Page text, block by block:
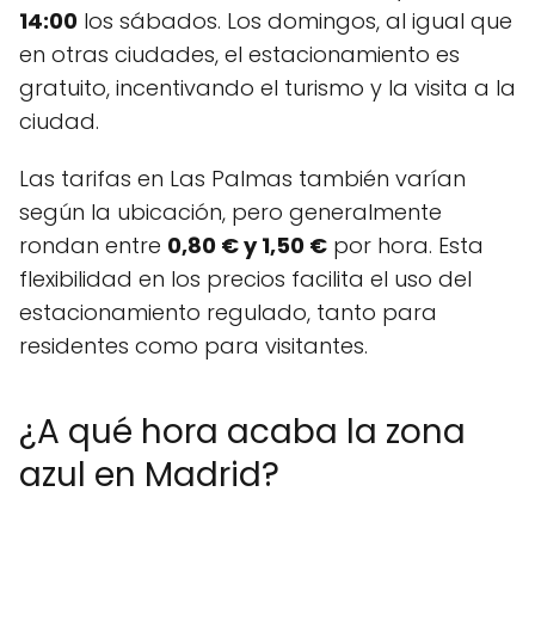
14:00 los sábados. Los domingos, al igual que
en otras ciudades, el estacionamiento es
gratuito, incentivando el turismo y la visita a la
ciudad.
Las tarifas en Las Palmas también varían
según la ubicación, pero generalmente
rondan entre 0,80 € y 1,50 € por hora. Esta
flexibilidad en los precios facilita el uso del
estacionamiento regulado, tanto para
residentes como para visitantes.
¿A qué hora acaba la zona
azul en Madrid?